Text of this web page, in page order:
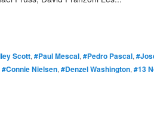
Scott, #Paul Mescal, #Pedro Pascal,
#Connie Nielsen, #Denzel Washington, #13